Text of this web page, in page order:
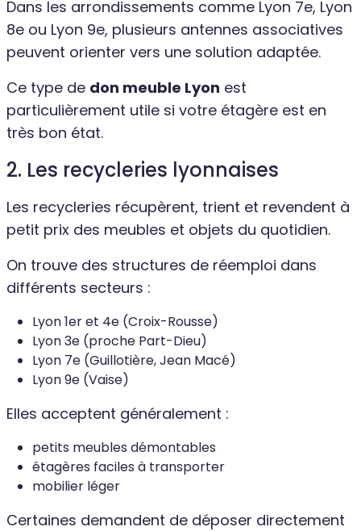
Dans les arrondissements comme Lyon 7e, Lyon
8e ou Lyon 9e, plusieurs antennes associatives
peuvent orienter vers une solution adaptée.
Ce type de don meuble Lyon est
particulièrement utile si votre étagère est en
très bon état.
2. Les recycleries lyonnaises
Les recycleries récupèrent, trient et revendent à
petit prix des meubles et objets du quotidien.
On trouve des structures de réemploi dans
différents secteurs :
Lyon 1er et 4e (Croix-Rousse)
Lyon 3e (proche Part-Dieu)
Lyon 7e (Guillotière, Jean Macé)
Lyon 9e (Vaise)
Elles acceptent généralement :
petits meubles démontables
étagères faciles à transporter
mobilier léger
Certaines demandent de déposer directement